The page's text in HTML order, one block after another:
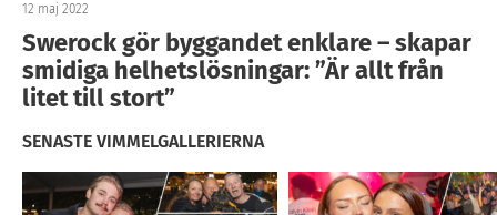
12 maj 2022
Swerock gör byggandet enklare – skapar
smidiga helhetslösningar: ”Är allt från
litet till stort”
SENASTE VIMMELGALLERIERNA